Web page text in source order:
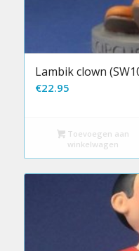
Lambik clown
€22.95
Toevoegen aan
winkelwagen